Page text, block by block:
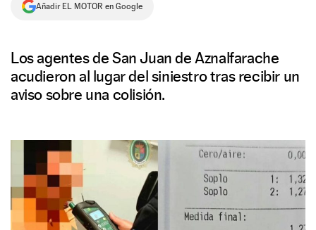
SÍGUENOSAñadir EL MOTOR en Google
Los agentes de San Juan de Aznalfarache
acudieron al lugar del siniestro tras recibir un
aviso sobre una colisión.